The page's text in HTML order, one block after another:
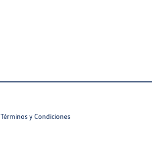
Términos y Condiciones